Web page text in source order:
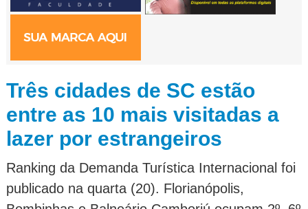
Três cidades de SC estão
entre as 10 mais visitadas a
lazer por estrangeiros
Ranking da Demanda Turística Internacional foi
publicado na quarta (20). Florianópolis,